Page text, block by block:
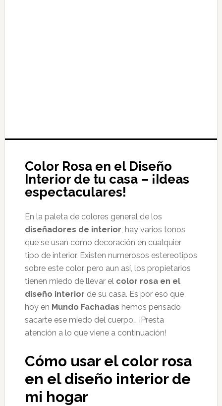
Color Rosa en el Diseño
Interior de tu casa – ¡Ideas
espectaculares!
En la paleta de colores general de los
diseñadores de interior, hay varios tonos
que se usan como decoración en cualquier
tipo de interior. Existen numerosos estereotipos
sobre este color, pero aun así, los propietarios
tienen miedo de llevar el color rosa en el
diseño interior de su casa. Es por eso que
hoy en Mundo Fachadas hemos pensado
sacarte ese miedo del cuerpo… ¡Presta
atención a lo que viene a continuación!
Cómo usar el color rosa
en el diseño interior de
mi hogar